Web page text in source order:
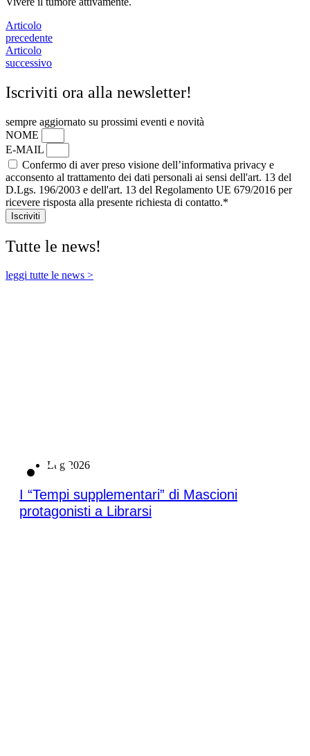
Articolo
precedente
Articolo
successivo
Iscriviti ora alla newsletter!
sempre aggiornato su prossimi eventi e novità
NOME
E-MAIL
Confermo di aver preso visione dell’informativa privacy e
acconsento al trattamento dei dati personali ai sensi dell'art. 13 del
D.Lgs. 196/2003 e dell'art. 13 del Regolamento UE 679/2016 per
ricevere risposta alla presente richiesta di contatto.*
Iscriviti
Tutte le news!
leggi tutte le news >
Lug 2026
21
I “Tempi supplementari” di Mascioni
protagonisti a Librarsi